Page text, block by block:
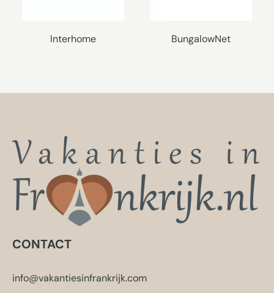
Interhome BungalowNet
CONTACT
info@vakantiesinfrankrijk.com